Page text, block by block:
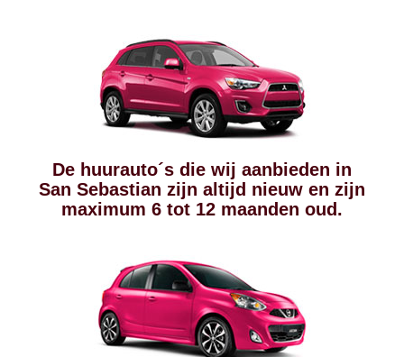
De huurauto´s die wij aanbieden in
San Sebastian zijn altijd nieuw en zijn
maximum 6 tot 12 maanden oud.